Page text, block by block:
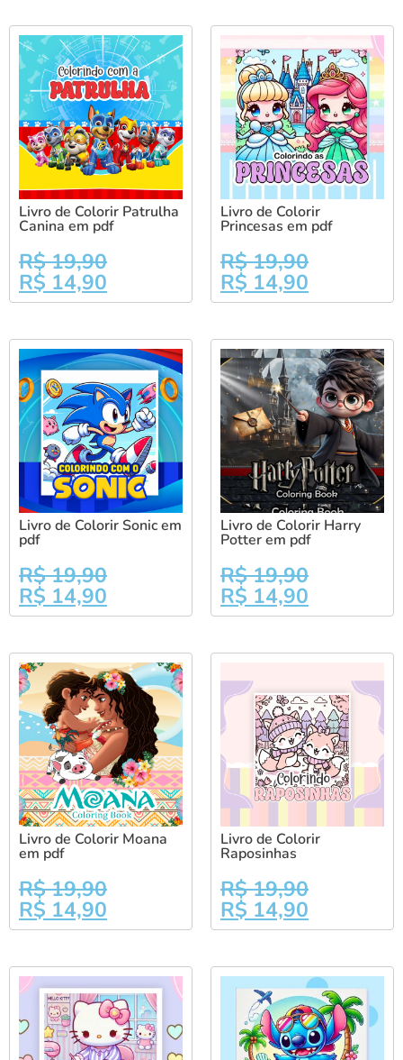
Livro de Colorir Patrulha
Canina em pdf
R$19,90
R$ 14,90
Livro de Colorir
Princesas em pdf
R$19,90
R$ 14,90
Livro de Colorir Sonic em
pdf
R$19,90
R$ 14,90
Livro de Colorir Harry
Potter em pdf
R$19,90
R$ 14,90
Livro de Colorir Moana
em pdf
R$19,90
R$ 14,90
Livro de Colorir
Raposinhas
R$19,90
R$ 14,90